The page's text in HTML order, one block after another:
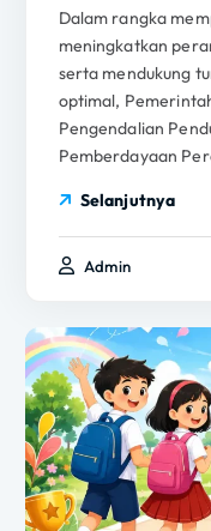
Dalam rangka
meningkatkan
serta mendukung
optimal,
Pengendalian
Pemberdayaan
Selanjutnya
Admin